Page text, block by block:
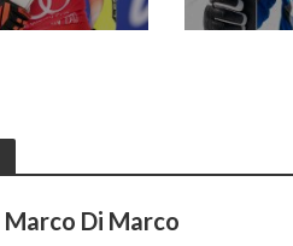
Marco Di Marco